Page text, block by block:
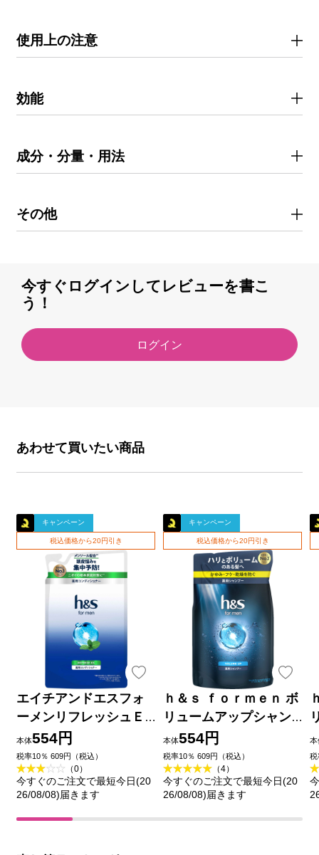
使用上の注意
効能
成分・分量・用法
その他
今すぐログインしてレビューを書こ
う！
ログイン
あわせて買いたい商品
キャンペーン
税込価格から20円引き
エイチアンドエスフォ
ーメンリフレッシュＥ
Ｘ 薬用コンディショ
ナー詰替 ３００ｇ Ｐ＆
Ｇジャパン (医薬部外
品)
本体554円
税率10％ 609円（税込）
（0）
今すぐのご注文で最短今日(20
26/08/08)届きます
キャンペーン
税込価格から20円引き
ｈ＆ｓ ｆｏｒｍｅｎ ボ
リュームアップシャン
プー詰替 ３００ｍｌ Ｐ
＆Ｇジャパン (医薬部外
品)
本体554円
税率10％ 609円（税込）
（4）
今すぐのご注文で最短今日(20
26/08/08)届きます
本
税